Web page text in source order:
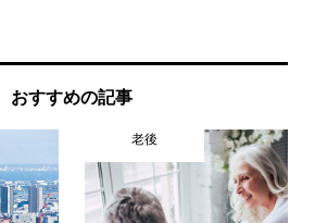
おすすめの記事
老後